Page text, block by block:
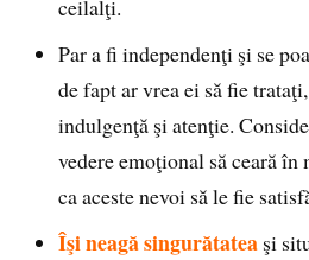
ceilalţi.
Par a fi independenţi şi se
de fapt ar vrea ei să fie
indulgenţă şi atenţie.
vedere emoţional să ceară
ca aceste nevoi să le fie
Îşi neagă singurătatea şi